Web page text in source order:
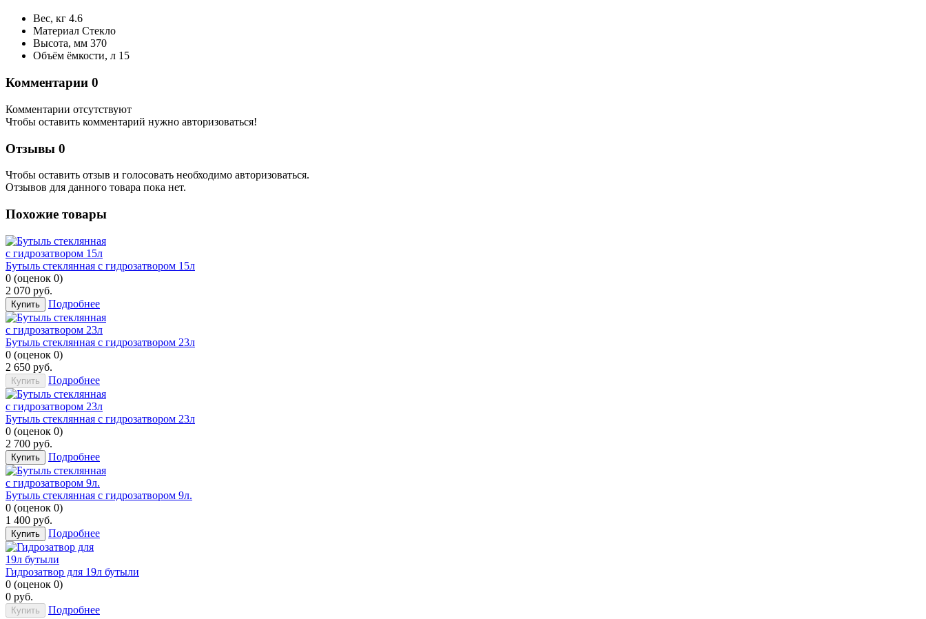
Вес, кг 4.6
Материал Стекло
Высота, мм 370
Объём ёмкости, л 15
Комментарии 0
Комментарии отсутствуют
Чтобы оставить комментарий нужно авторизоваться!
Отзывы 0
Чтобы оcтавить отзыв и голосовать необходимо авторизоваться.
Отзывов для данного товара пока нет.
Похожие товары
Бутыль стеклянная с гидрозатвором 15л
0 (оценок 0)
2 070 руб.
Купить Подробнее
Бутыль стеклянная с гидрозатвором 23л
0 (оценок 0)
2 650 руб.
Купить Подробнее
Бутыль стеклянная с гидрозатвором 23л
0 (оценок 0)
2 700 руб.
Купить Подробнее
Бутыль стеклянная с гидрозатвором 9л.
0 (оценок 0)
1 400 руб.
Купить Подробнее
Гидрозатвор для 19л бутыли
0 (оценок 0)
0 руб.
Купить Подробнее